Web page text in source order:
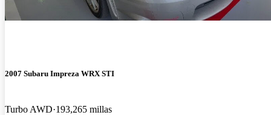
2007 Subaru Impreza WRX STI
Turbo AWD 193,265 millas